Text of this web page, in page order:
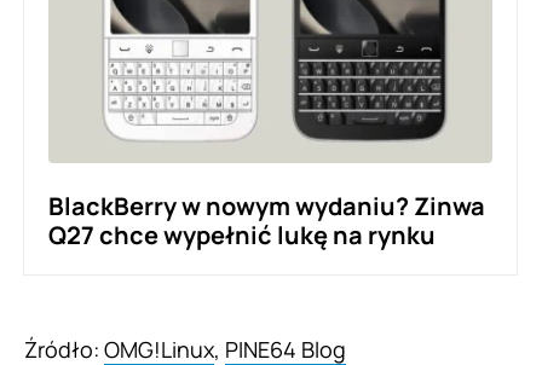
BlackBerry w nowym wydaniu? Zinwa
Q27 chce wypełnić lukę na rynku
Źródło: OMG!Linux, PINE64 Blog